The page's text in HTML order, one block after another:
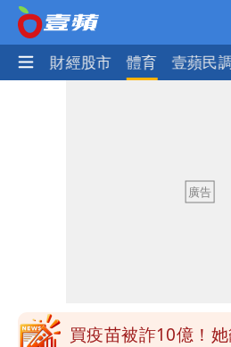
國際 財經股市 體育 壹蘋民
勝：時間久看出睿智
白海豚今下午2點半
最快今晚移送北檢複
買疫苗被詐10億！